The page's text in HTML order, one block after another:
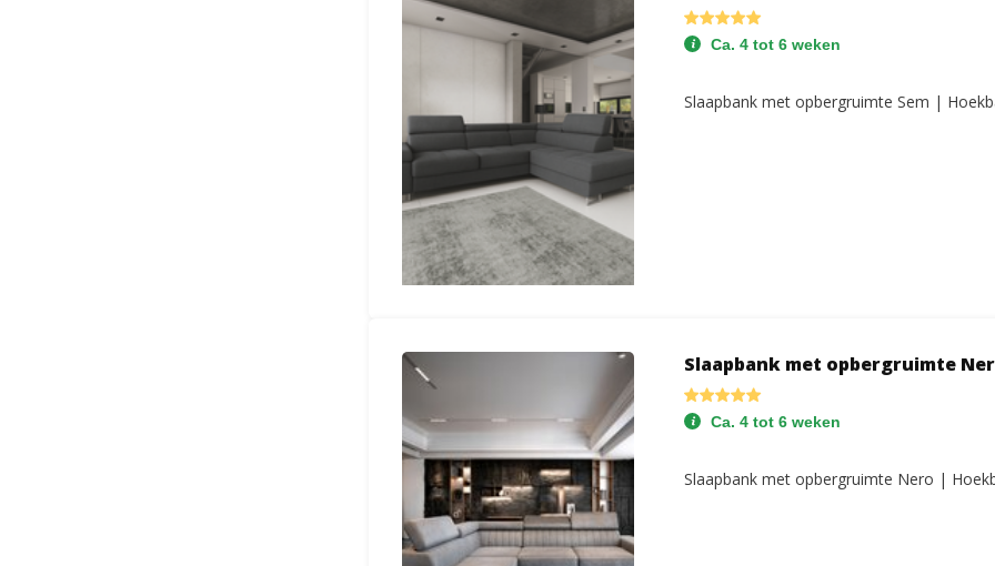
Ca. 4 tot 6 weken
Slaapbank met opbergruimte Sem |
Slaapbank met opbergruimte
Ca. 4 tot 6 weken
Slaapbank met opbergruimte Nero |